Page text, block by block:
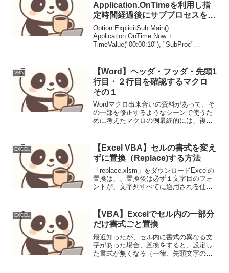
Application.OnTimeを利用し指
定時間経過後にサブプロセスを実
行する例
Option ExplicitSub Main()
Application.OnTime Now +
TimeValue("00:00:10"), "SubProc"
VBA
【Word】ヘッダ・フッダ・先頭1
行目・２行目を確認するマクロ
その１
Wordマクロ出来合いの資料があって、そ
の一部を修正するようなシーンで使うた
めに考えたマクロの例最終的には、複数
ている。まずは手始めにこのレベルから
いまいち、word...
EXCEL
【Excel VBA】セルの書式を変え
ずに置換（Replace)する方法
「replace.xlsm」をダウンロードExcelの
置換は、、置換後は必ず１文字目のフォ
ントが、文字列すべてに適用される仕様
と保存して、置換後に元に戻すマクロを
作成。...
EXCEL
【VBA】Excelでセル内の一部分
だけ書式ごと置換
最近知ったが、セル内に書式の異なる文
字があった場合、置換をすると、設定し
た書式が無くなる（一律、先頭文字の書